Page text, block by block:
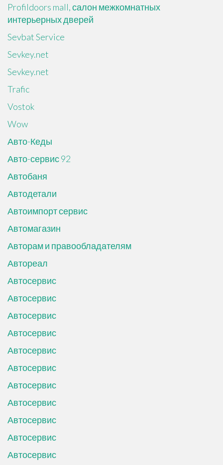
Profildoors mall, салон межкомнатных
интерьерных дверей
Sevbat Service
Sevkey.net
Sevkey.net
Trafic
Vostok
Wow
Авто-Кеды
Авто-сервис 92
Автобаня
Автодетали
Автоимпорт сервис
Автомагазин
Авторам и правообладателям
Автореал
Автосервис
Автосервис
Автосервис
Автосервис
Автосервис
Автосервис
Автосервис
Автосервис
Автосервис
Автосервис
Автосервис